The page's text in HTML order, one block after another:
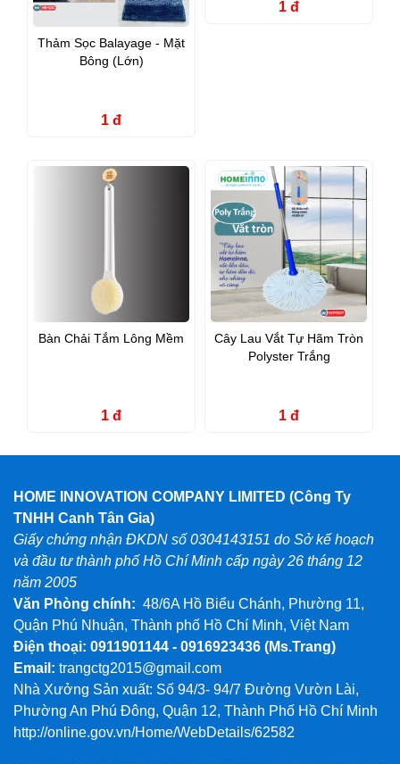
Thảm Sọc Balayage - Mặt
Bông (Lớn)
1 đ
1 đ
Bàn Chải Tắm Lông Mềm
1 đ
Cây Lau Vắt Tự Hãm Tròn
Polyster Trắng
1 đ
HOME INNOVATION COMPANY LIMITED (Công Ty
TNHH Canh Tân Gia)
Giấy chứng nhận ĐKDN số 0304143151 do Sở kế hoạch
và đầu tư thành phố Hồ Chí Minh cấp ngày 26 tháng 12
năm 2005
Văn Phòng chính: 48/6A Hồ Biểu Chánh, Phường 11,
Quận Phú Nhuận, Thành phố Hồ Chí Minh, Việt Nam
Điện thoại: 0911901144 - 0916923436 (Ms.Trang)
Email: trangctg2015@gmail.com
Nhà Xưởng Sản xuất: Số 94/3- 94/7 Đường Vườn Lài,
Phường An Phú Đông, Quận 12, Thành Phố Hồ Chí Minh
http://online.gov.vn/Home/WebDetails/62582